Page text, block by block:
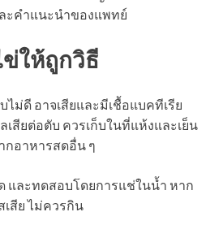
คำแนะนำของแพทย์
ข่ให้ถูกวิธี
ไม่ดี อาจเสียและมีเชื้อแบคทีเรีย
เสียต่อตับ ควรเก็บในที่แห้งและเย็น
กอาหารสดอื่น ๆ
และทดสอบโดยการแช่ในน้ำ หาก
สีย ไม่ควรกิน